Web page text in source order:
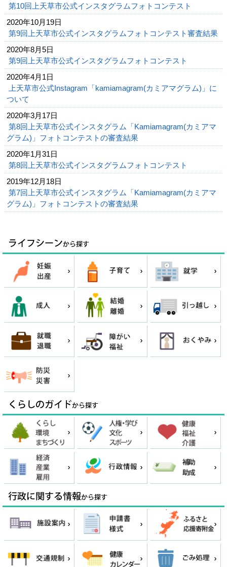
第10回上天草市公式インスタグラムフォトコンテスト
2020年10月19日
第9回上天草市公式インスタグラムフォトコンテスト審査結果
2020年8月5日
第9回上天草市公式インスタグラムフォトコンテスト
2020年4月1日
上天草市公式Instagram「kamiamagram(カミアマグラム)」に
ついて
2020年3月17日
第8回上天草市公式インスタグラム「Kamiamagram(カミアマ
グラム)」フォトコンテストの審査結果
2020年1月31日
第8回上天草市公式インスタグラムフォトコンテスト
2019年12月18日
第7回上天草市公式インスタグラム「Kamiamagram(カミアマ
グラム)」フォトコンテストの審査結果